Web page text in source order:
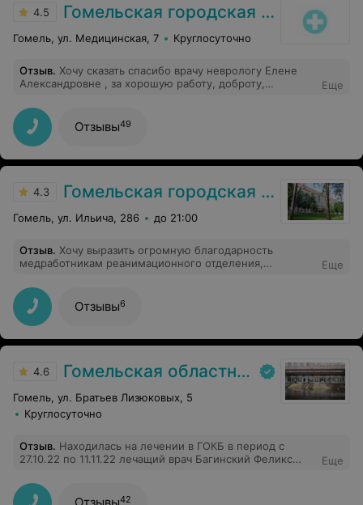
4.5 Гомельская городская клиническая больница №2
Гомель, ул. Медицинская, 7 Круглосуточно
Отзыв. Хочу сказать спасибо врачу неврологу Елене
Александровне , за хорошую работу, доброту,
Еще
Отзывы49
4.3 Гомельская городская клиническая больница №3
Гомель, ул. Ильича, 286 до 21:00
Отзыв. Хочу выразить огромную благодарность
медработникам реанимационного отделения,
отделения и замечательному доктору Татьяне
Сергеевне за отзывчивость, качественное лечение,
профессиональный подход и бесценный труд! Успехов
вам, благополучия и здоровья!
Еще
Отзывы6
4.6 Гомельская областная клиническая больница
Гомель, ул. Братьев Лизюковых, 5
Круглосуточно
Отзыв. Находилась на лечении в ГОКБ в период с
27.10.22 по 11.11.22 лечащий врач Багинский Феликс
наблюдать как этот врач с большой буквы относится к
пациентам которые ему доверились. Это человек
Еще
42